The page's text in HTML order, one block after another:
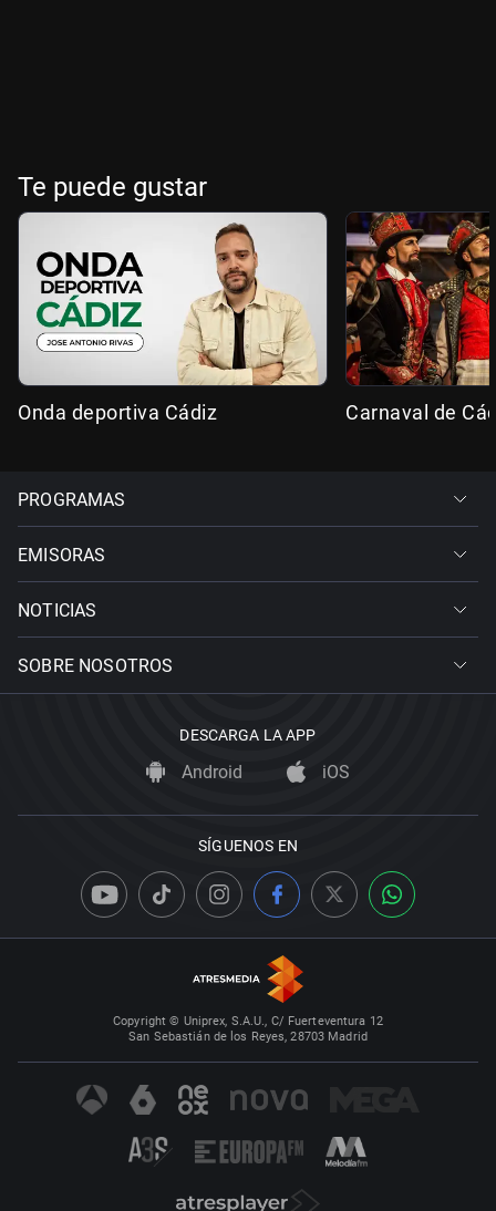
Te puede gustar
Onda deportiva Cádiz Carnaval de
PROGRAMAS
EMISORAS
NOTICIAS
SOBRE NOSOTROS
DESCARGA LA APP
Android iOS
SÍGUENOS EN
Copyright © Uniprex, S.A.U., C/ Fuerteventura 12
San Sebastián de los Reyes, 28703 Madrid